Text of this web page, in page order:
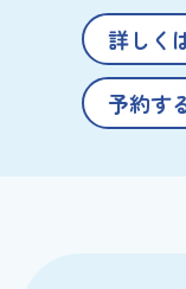
詳しく
予約す